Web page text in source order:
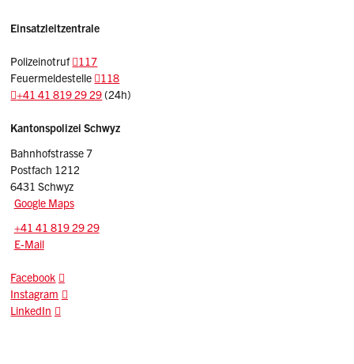
Einsatzleitzentrale
Polizeinotruf
117
Feuermeldestelle
118
+41 41 819 29 29(24h)
Sidebar
Adresse
Kantonspolizei Schwyz
Bahnhofstrasse 7
Postfach 1212
6431 Schwyz
Google Maps
Tel.:
+41 41 819 29 29
E-Mail: kapo
E-Mail
Facebook
Instagram
LinkedIn